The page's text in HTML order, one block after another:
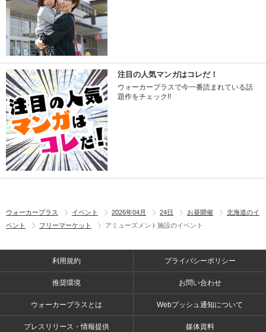
注目の人気マンガはコレだ！
ウォーカープラスで今一番読まれている話
題作をチェック!!
ウォーカープラス イベント 2026年04月 24日 お昼開催
北海道のイ
ベント
フリーマーケット アミューズメント施設のイベント
利用規約 プライバシーポリシー
推奨環境 お問い合わせ
ウォーカープラスとは Webプッシュ通知について
プレスリリース・情報提供 媒体資料